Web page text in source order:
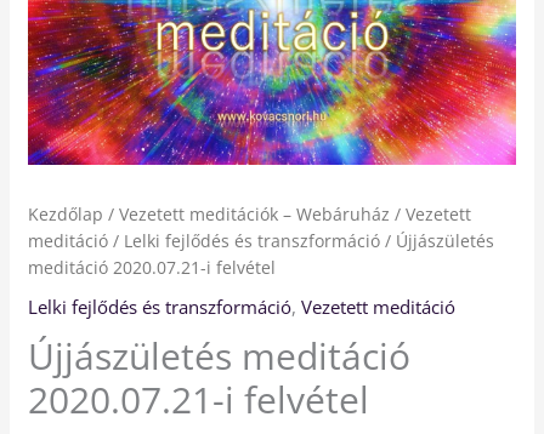
Kezdőlap /Vezetett meditációk – Webáruház /Vezetett
meditáció / Lelki fejlődés és transzformáció / Újjászületés
meditáció 2020.07.21-i felvétel
Lelki fejlődés és transzformáció,Vezetett meditáció
Újjászületés meditáció
2020.07.21-i felvétel